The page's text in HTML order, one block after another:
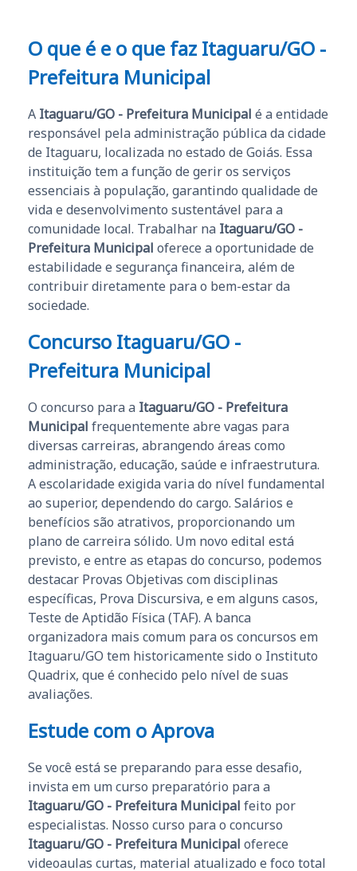
O que é e o que faz Itaguaru/GO -
Prefeitura Municipal
A Itaguaru/GO - Prefeitura Municipal é a entidade
responsável pela administração pública da cidade
de Itaguaru, localizada no estado de Goiás. Essa
instituição tem a função de gerir os serviços
essenciais à população, garantindo qualidade de
vida e desenvolvimento sustentável para a
comunidade local. Trabalhar na Itaguaru/GO -
Prefeitura Municipal oferece a oportunidade de
estabilidade e segurança financeira, além de
contribuir diretamente para o bem-estar da
sociedade.
Concurso Itaguaru/GO -
Prefeitura Municipal
O concurso para a Itaguaru/GO - Prefeitura
Municipal frequentemente abre vagas para
diversas carreiras, abrangendo áreas como
administração, educação, saúde e infraestrutura.
A escolaridade exigida varia do nível fundamental
ao superior, dependendo do cargo. Salários e
benefícios são atrativos, proporcionando um
plano de carreira sólido. Um novo edital está
previsto, e entre as etapas do concurso, podemos
destacar Provas Objetivas com disciplinas
específicas, Prova Discursiva, e em alguns casos,
Teste de Aptidão Física (TAF). A banca
organizadora mais comum para os concursos em
Itaguaru/GO tem historicamente sido o Instituto
Quadrix, que é conhecido pelo nível de suas
avaliações.
Estude com o Aprova
Se você está se preparando para esse desafio,
invista em um curso preparatório para a
Itaguaru/GO - Prefeitura Municipal feito por
especialistas. Nosso curso para o concurso
Itaguaru/GO - Prefeitura Municipal oferece
videoaulas curtas, material atualizado e foco total